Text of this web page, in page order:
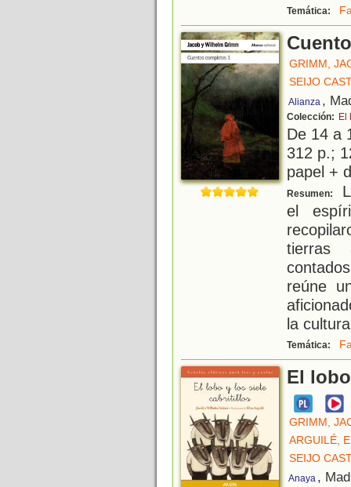
Temática:
GRIMM,
SEIJO
Alianza ,
Colección: El
De 14 a
312 p.;
papel +
Resumen:
el
tierras
reúne
la
Temática:
El
GRIMM,
ARGUILÉ,
SEIJO
Anaya ,